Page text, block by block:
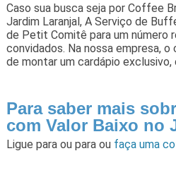
Caso sua busca seja por Coffee
Jardim Laranjal, A Serviço de
de Petit Comitê para um número
convidados. Na nossa empresa,
de montar um cardápio
Para saber mais
com Valor Baixo no
Ligue para ou para ou faça uma